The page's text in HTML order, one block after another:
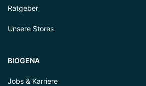
Ratgeber
Unsere Stores
BIOGENA
Jobs & Karriere